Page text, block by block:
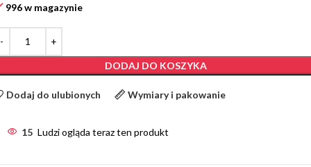
996 w magazynie
DODAJ DO KOSZYKA
Dodaj do ulubionych Wymiary i pakowanie
15 Ludzi ogląda teraz ten produkt